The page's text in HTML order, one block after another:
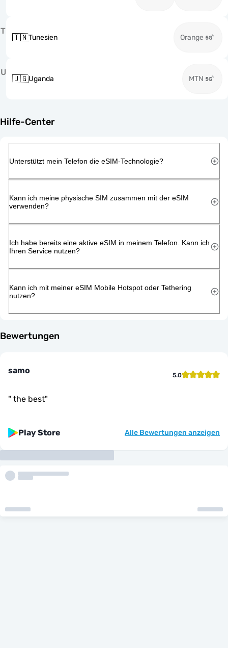
T
🇹🇳Tunesien Orange
U
🇺🇬Uganda MTN
Hilfe-Center
Unterstützt mein Telefon die eSIM-Technologie?
Kann ich meine physische SIM zusammen mit der eSIM
verwenden?
Ich habe bereits eine aktive eSIM in meinem Telefon. Kann ich
Ihren Service nutzen?
Kann ich mit meiner eSIM Mobile Hotspot oder Tethering
nutzen?
Bewertungen
samo 5.0
" the best"
Play Store Alle Bewertungen anzeigen